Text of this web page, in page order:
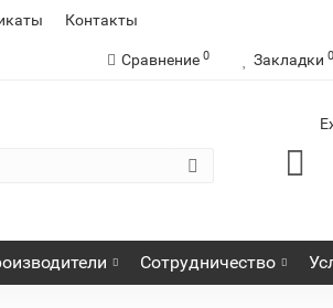
Контакты
Сравнение 0 Закладки 0
Сотрудничество